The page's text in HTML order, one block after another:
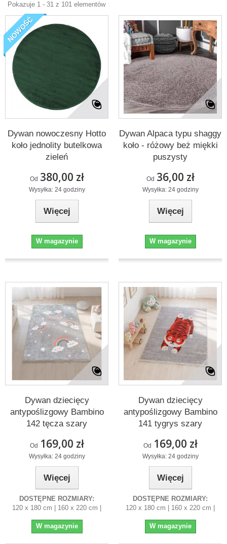
Pokazuje 1 - 31 z 101 elementów
NOWOŚĆ
Dywan nowoczesny Hotto
koło jednolity butelkowa
zieleń
Od 380,00 zł
Wysyłka: 24 godziny
Więcej
W magazynie
Dywan Alpaca typu shaggy
koło - różowy beż miękki
puszysty
Od 36,00 zł
Wysyłka: 24 godziny
Więcej
W magazynie
Dywan dziecięcy
antypoślizgowy Bambino
142 tęcza szary
Od 169,00 zł
Wysyłka: 24 godziny
Więcej
DOSTĘPNE ROZMIARY:
120 x 180 cm | 160 x 220 cm |
W magazynie
Dywan dziecięcy
antypoślizgowy Bambino
141 tygrys szary
Od 169,00 zł
Wysyłka: 24 godziny
Więcej
DOSTĘPNE ROZMIARY:
120 x 180 cm | 160 x 220 cm |
W magazynie